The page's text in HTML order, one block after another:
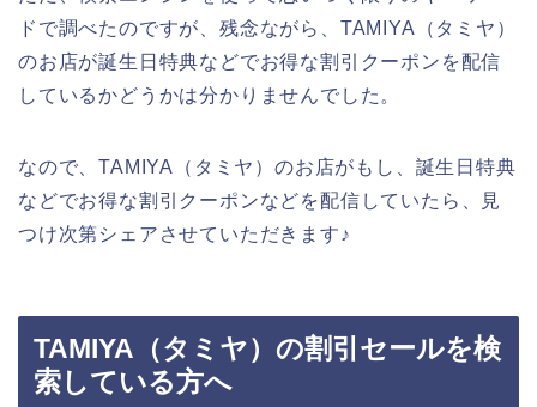
ドで調べたのですが、残念ながら、TAMIYA（タミヤ）
のお店が誕生日特典などでお得な割引クーポンを配信
しているかどうかは分かりませんでした。
なので、TAMIYA（タミヤ）のお店がもし、誕生日特典
などでお得な割引クーポンなどを配信していたら、見
つけ次第シェアさせていただきます♪
TAMIYA（タミヤ）の割引セールを検
索している方へ